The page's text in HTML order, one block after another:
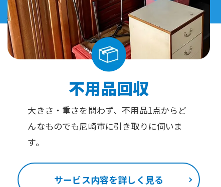
不用品回収
大きさ・重さを問わず、不用品1点からど
んなものでも尼崎市に引き取りに伺いま
す。
サービス内容を詳しく見る